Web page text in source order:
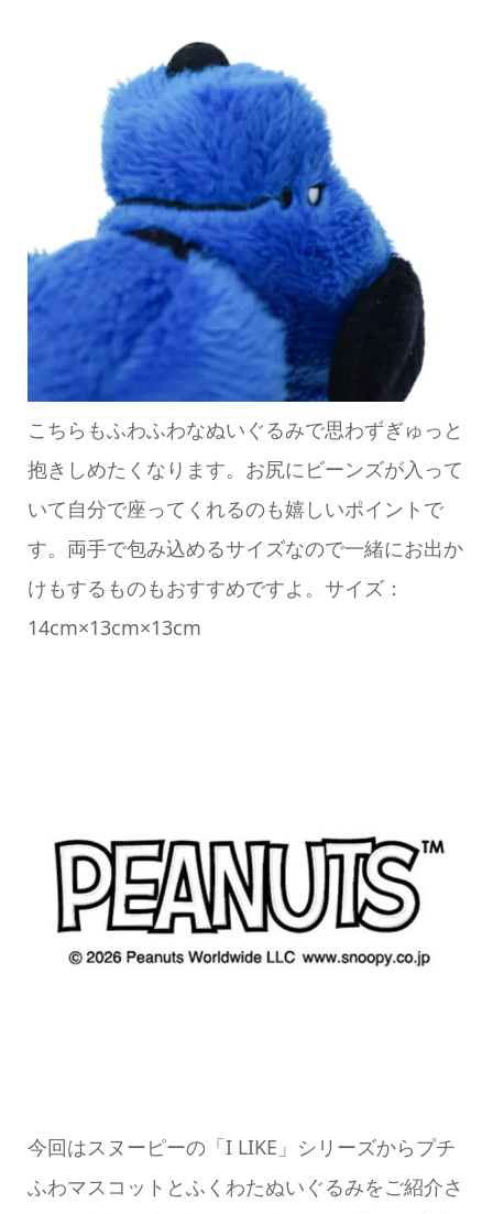
こちらもふわふわなぬいぐるみで思わずぎゅっと
抱きしめたくなります。お尻にビーンズが入って
いて自分で座ってくれるのも嬉しいポイントで
す。両手で包み込めるサイズなので一緒にお出か
けもするものもおすすめですよ。サイズ：
14cm×13cm×13cm
今回はスヌーピーの「I LIKE」シリーズからプチ
ふわマスコットとふくわたぬいぐるみをご紹介さ